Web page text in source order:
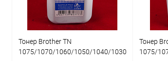
Тонер Brother TN
1075/1070/1060/1050/1040/1030/1020/1010/
Тонер
1075/